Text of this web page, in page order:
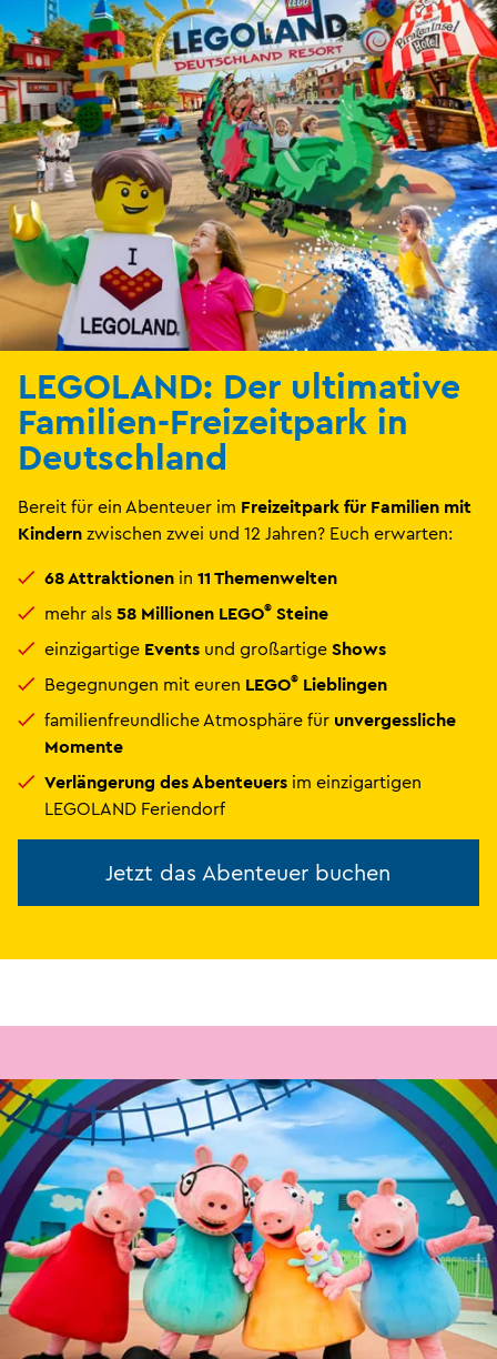
LEGOLAND: Der ultimative
Familien-Freizeitpark in
Deutschland
Bereit für ein Abenteuer im Freizeitpark für Familien mit
Kindern zwischen zwei und 12 Jahren? Euch erwarten:
68 Attraktionen in 11 Themenwelten
mehr als 58 Millionen LEGO® Steine
einzigartige Events und großartige Shows
Begegnungen mit euren LEGO® Lieblingen
familienfreundliche Atmosphäre für unvergessliche
Momente
Verlängerung des Abenteuers im einzigartigen
LEGOLAND Feriendorf
Jetzt das Abenteuer buchen